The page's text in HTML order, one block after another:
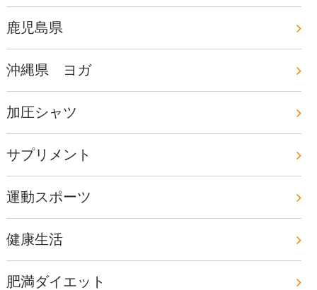
鹿児島県
沖縄県 ヨガ
加圧シャツ
サプリメント
運動スポーツ
健康生活
肥満ダイエット